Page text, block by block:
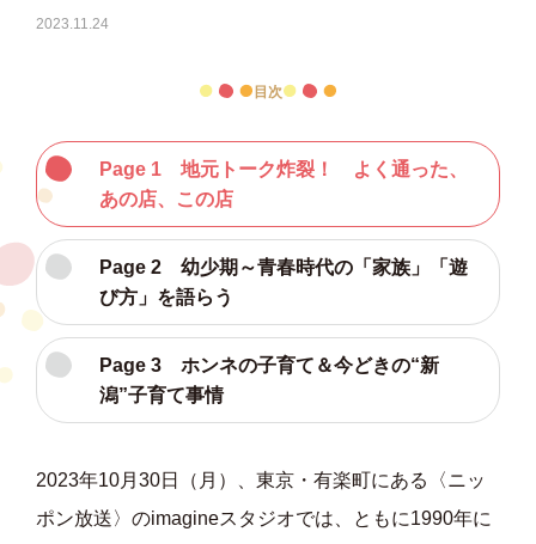
2023.11.24
目次
Page 1 地元トーク炸裂！ よく通った、
あの店、この店
Page 2 幼少期～青春時代の「家族」「遊
び方」を語らう
Page 3 ホンネの子育て＆今どきの“新
潟”子育て事情
2023年10月30日（月）、東京・有楽町にある〈ニッ
ポン放送〉のimagineスタジオでは、ともに1990年に